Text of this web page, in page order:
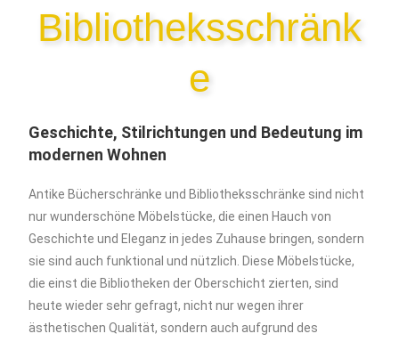
Bibliotheksschränk
e
Geschichte, Stilrichtungen und Bedeutung im
modernen Wohnen
Antike Bücherschränke und Bibliotheksschränke sind nicht
nur wunderschöne Möbelstücke, die einen Hauch von
Geschichte und Eleganz in jedes Zuhause bringen, sondern
sie sind auch funktional und nützlich. Diese Möbelstücke,
die einst die Bibliotheken der Oberschicht zierten, sind
heute wieder sehr gefragt, nicht nur wegen ihrer
ästhetischen Qualität, sondern auch aufgrund des